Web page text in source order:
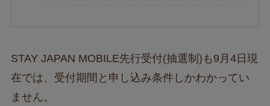
STAY JAPAN MOBILE先行受付(抽選制)も9月4日現
在では、受付期間と申し込み条件しかわかってい
ません。